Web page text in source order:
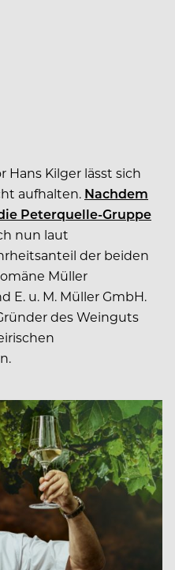
Hans Kilger lässt sich
aufhalten. Nachdem
Peterquelle-Gruppe
nun laut
der beiden
Müller
E. u. M. Müller GmbH.
des Weinguts